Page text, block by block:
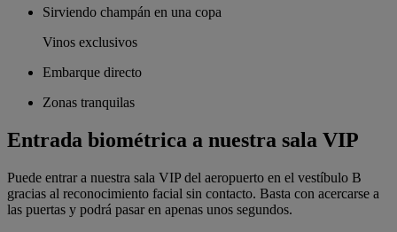
Sirviendo champán en una copa
Vinos exclusivos
Embarque directo
Zonas tranquilas
Entrada biométrica a nuestra sala VIP
Puede entrar a nuestra sala VIP del aeropuerto en el vestíbulo B
gracias al reconocimiento facial sin contacto. Basta con acercarse a
las puertas y podrá pasar en apenas unos segundos.